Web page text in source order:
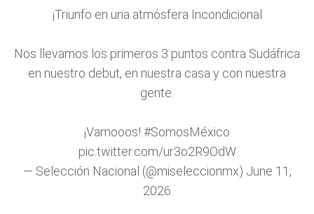
¡Triunfo en una atmósfera Incondicional
Nos llevamos los primeros 3 puntos contra Sudáfrica
en nuestro debut, en nuestra casa y con nuestra
gente.
¡Vamooos! #SomosMéxico
pic.twitter.com/ur3o2R9OdW
— Selección Nacional (@miseleccionmx) June 11,
2026